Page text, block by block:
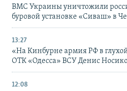
ВМС Украины уничтожили
буровой установке «Сиваш» в
13:27
«На Кинбурне армия РФ в
ОТК «Одесса» ВСУ Денис
12:08